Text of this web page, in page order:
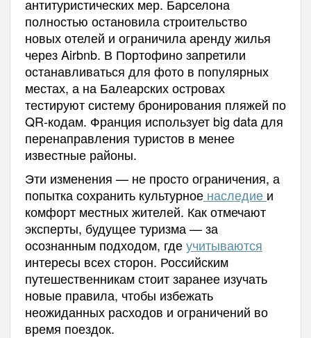
антитуристических мер. Барселона
полностью остановила строительство
новых отелей и ограничила аренду жилья
через Airbnb. В Портофино запретили
останавливаться для фото в популярных
местах, а на Балеарских островах
тестируют систему бронирования пляжей по
QR-кодам. Франция использует big data для
перенаправления туристов в менее
известные районы.
Эти изменения — не просто ограничения, а
попытка сохранить культурноенаследие и
комфорт местных жителей. Как отмечают
эксперты, будущее туризма — за
осознанным подходом, гдеучитываются
интересы всех сторон. Российским
путешественникам стоит заранее изучать
новые правила, чтобы избежать
неожиданных расходов и ограничений во
время поездок.